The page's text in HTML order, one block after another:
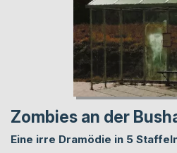
Zombies an der
Eine irre Dramödie in 5